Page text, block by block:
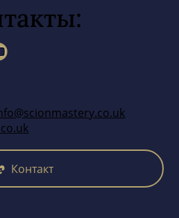
Контакт